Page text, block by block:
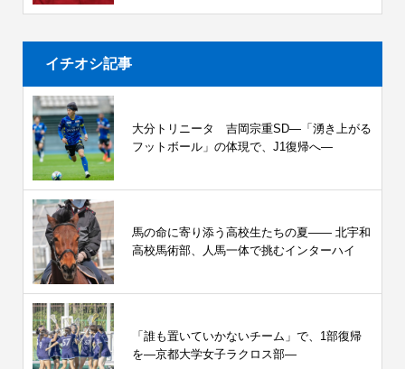
イチオシ記事
大分トリニータ 吉岡宗重SD―「湧き上がる
フットボール」の体現で、J1復帰へ―
馬の命に寄り添う高校生たちの夏—— 北宇和
高校馬術部、人馬一体で挑むインターハイ
「誰も置いていかないチーム」で、1部復帰
を―京都大学女子ラクロス部―